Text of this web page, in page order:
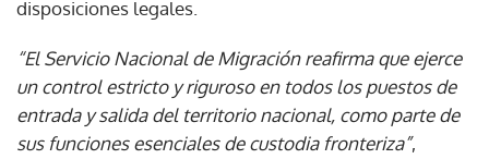
disposiciones legales.
“El Servicio Nacional de Migración reafirma que ejerce
un control estricto y riguroso en todos los puestos de
entrada y salida del territorio nacional, como parte de
sus funciones esenciales de custodia fronteriza”,